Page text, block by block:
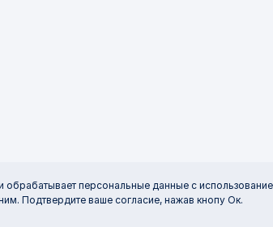
персональные данные с
Подтвердите ваше согласие, нажав кнопу Ок.